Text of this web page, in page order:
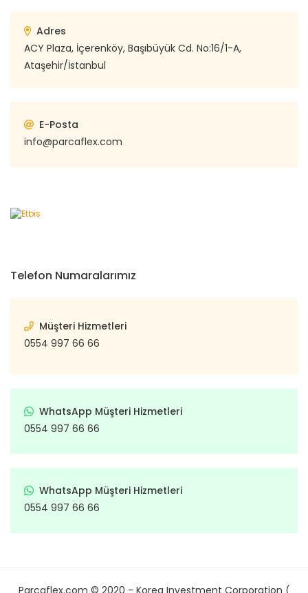
Adres
ACY Plaza, İçerenköy, Başıbüyük Cd. No:16/1-A,
Ataşehir/İstanbul
E-Posta
info@parcaflex.com
Telefon Numaralarımız
Müşteri Hizmetleri
0554 997 66 66
WhatsApp Müşteri Hizmetleri
0554 997 66 66
WhatsApp Müşteri Hizmetleri
0554 997 66 66
Parcaflex.com © 2020 - Korea Investment Corporation (